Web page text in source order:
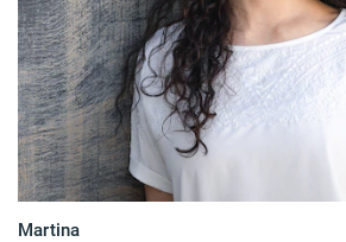
Martina